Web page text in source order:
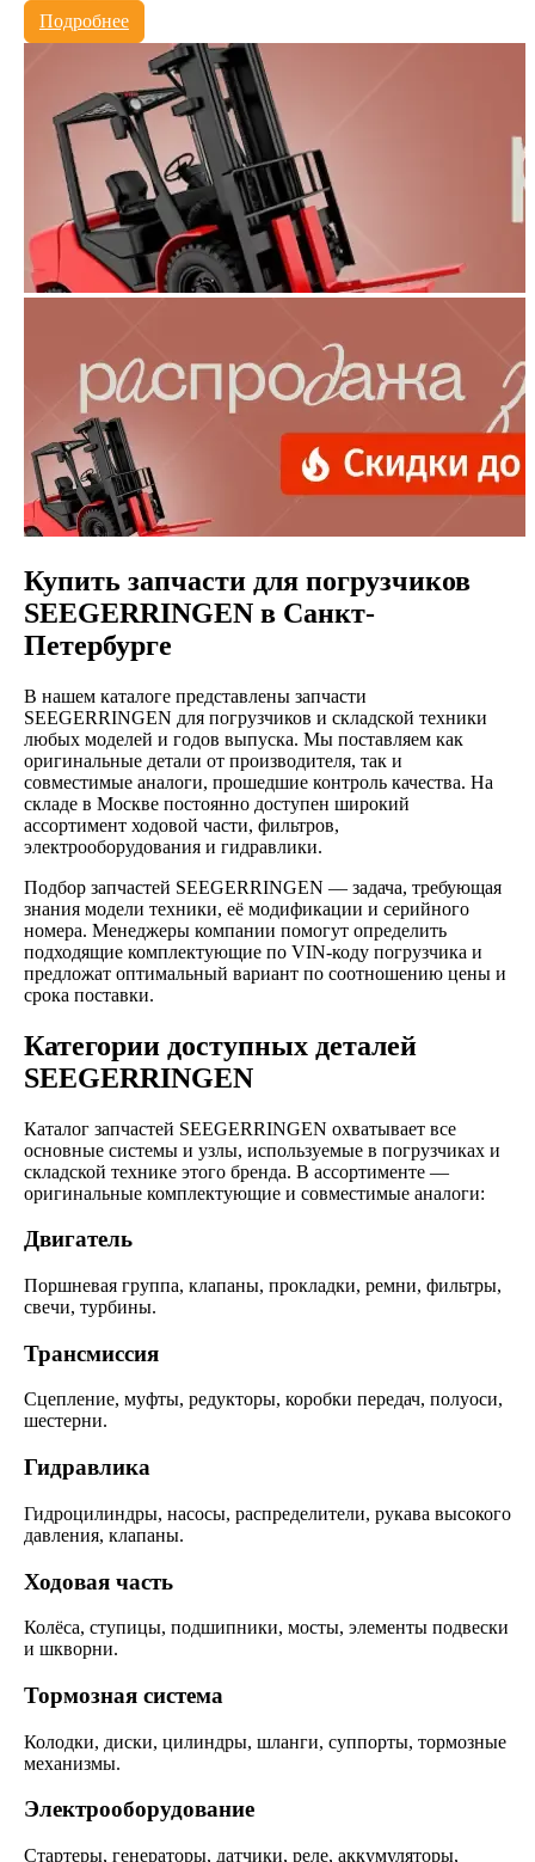
Подробнее
Купить запчасти для погрузчиков
SEEGERRINGEN в Санкт-
Петербурге
В нашем каталоге представлены запчасти
SEEGERRINGEN для погрузчиков и складской техники
любых моделей и годов выпуска. Мы поставляем как
оригинальные детали от производителя, так и
совместимые аналоги, прошедшие контроль качества. На
складе в Москве постоянно доступен широкий
ассортимент ходовой части, фильтров,
электрооборудования и гидравлики.
Подбор запчастей SEEGERRINGEN — задача, требующая
знания модели техники, её модификации и серийного
номера. Менеджеры компании помогут определить
подходящие комплектующие по VIN-коду погрузчика и
предложат оптимальный вариант по соотношению цены и
срока поставки.
Категории доступных деталей
SEEGERRINGEN
Каталог запчастей SEEGERRINGEN охватывает все
основные системы и узлы, используемые в погрузчиках и
складской технике этого бренда. В ассортименте —
оригинальные комплектующие и совместимые аналоги:
Двигатель
Поршневая группа, клапаны, прокладки, ремни, фильтры,
свечи, турбины.
Трансмиссия
Сцепление, муфты, редукторы, коробки передач, полуоси,
шестерни.
Гидравлика
Гидроцилиндры, насосы, распределители, рукава высокого
давления, клапаны.
Ходовая часть
Колёса, ступицы, подшипники, мосты, элементы подвески
и шкворни.
Тормозная система
Колодки, диски, цилиндры, шланги, суппорты, тормозные
механизмы.
Электрооборудование
Стартеры, генераторы, датчики, реле, аккумуляторы,